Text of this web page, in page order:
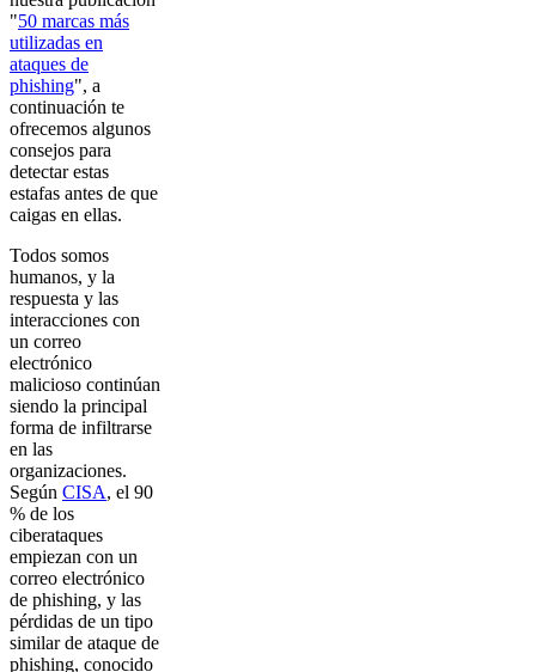
"50 marcas más
utilizadas en
ataques de
phishing", a
continuación te
ofrecemos algunos
consejos para
detectar estas
estafas antes de que
caigas en ellas.
Todos somos
humanos, y la
respuesta y las
interacciones con
un correo
electrónico
malicioso continúan
siendo la principal
forma de infiltrarse
en las
organizaciones.
Según CISA, el 90
% de los
ciberataques
empiezan con un
correo electrónico
de phishing, y las
pérdidas de un tipo
similar de ataque de
phishing, conocido